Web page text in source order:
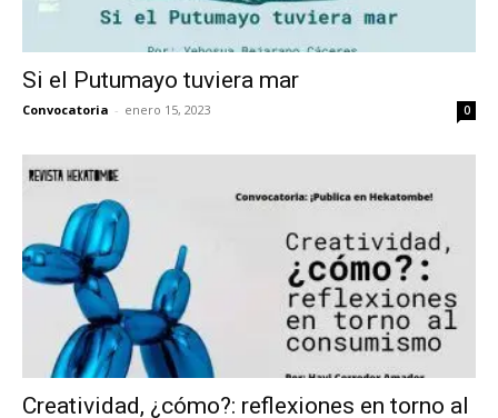
Si el Putumayo tuviera mar
Convocatoria - enero 15, 2023 0
Creatividad, ¿cómo?: reflexiones en torno al